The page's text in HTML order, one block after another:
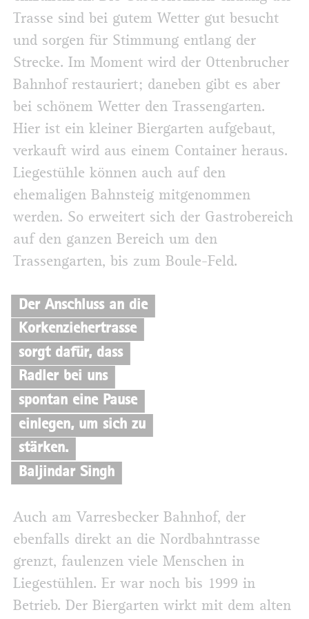
Trasse sind bei gutem Wetter gut besucht
und sorgen für Stimmung entlang der
Strecke. Im Moment wird der Ottenbrucher
Bahnhof restauriert; daneben gibt es aber
bei schönem Wetter den Trassengarten.
Hier ist ein kleiner Biergarten aufgebaut,
verkauft wird aus einem Container heraus.
Liegestühle können auch auf den
ehemaligen Bahnsteig mitgenommen
werden. So erweitert sich der Gastrobereich
auf den ganzen Bereich um den
Trassengarten, bis zum Boule-Feld.
Der Anschluss an die
Korkenziehertrasse
sorgt dafür, dass
Radler bei uns
spontan eine Pause
einlegen, um sich zu
stärken.
Baljindar Singh
Auch am Varresbecker Bahnhof, der
ebenfalls direkt an die Nordbahntrasse
grenzt, faulenzen viele Menschen in
Liegestühlen. Er war noch bis 1999 in
Betrieb. Der Biergarten wirkt mit dem alten